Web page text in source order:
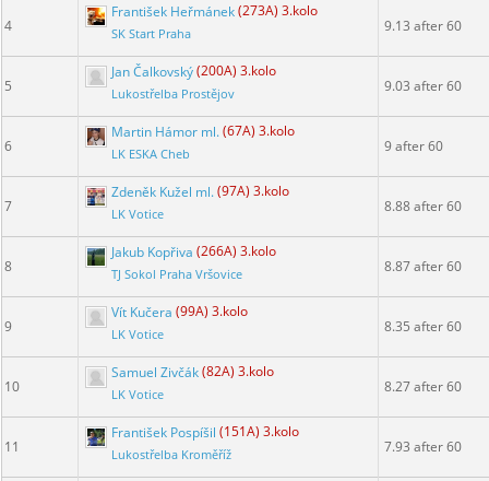
4
František Heřmánek(273A) 3.kolo
SK Start Praha 9.13 after 60
5
Jan Čalkovský(200A) 3.kolo
Lukostřelba Prostějov 9.03 after 60
6
Martin Hámor ml.(67A) 3.kolo
LK ESKA Cheb 9 after 60
7
Zdeněk Kužel ml.(97A) 3.kolo
LK Votice 8.88 after 60
8
Jakub Kopřiva (266A) 3.kolo
TJ Sokol Praha Vršovice 8.87 after 60
9
Vít Kučera (99A) 3.kolo
LK Votice 8.35 after 60
10
Samuel Zivčák(82A) 3.kolo
LK Votice 8.27 after 60
11
František Pospíšil (151A) 3.kolo
Lukostřelba Kroměříž 7.93 after 60